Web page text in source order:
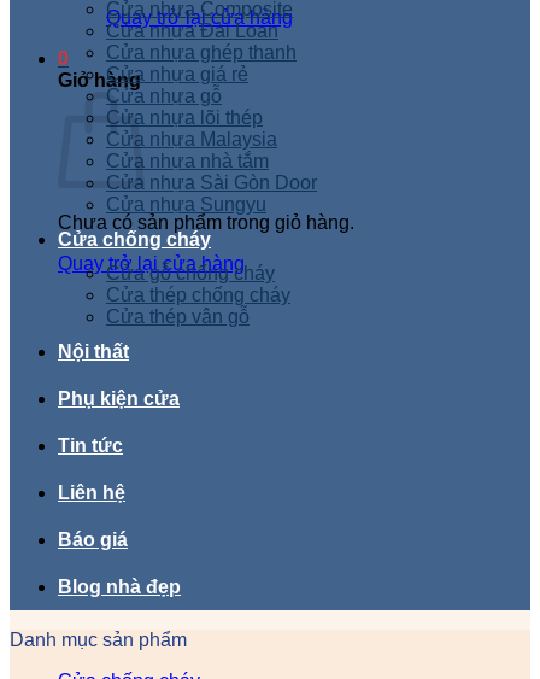
Quay trở lại cửa hàng
0
Giỏ hàng
Chưa có sản phẩm trong giỏ hàng.
Quay trở lại cửa hàng
Cửa nhựa Composite
Cửa nhựa Đài Loan
Cửa nhựa ghép thanh
Cửa nhựa giá rẻ
Cửa nhựa gỗ
Cửa nhựa lõi thép
Cửa nhựa Malaysia
Cửa nhựa nhà tắm
Cửa nhựa Sài Gòn Door
Cửa nhựa Sungyu
Cửa chống cháy
Cửa gỗ chống cháy
Cửa thép chống cháy
Cửa thép vân gỗ
Nội thất
Phụ kiện cửa
Tin tức
Liên hệ
Báo giá
Blog nhà đẹp
Danh mục sản phẩm